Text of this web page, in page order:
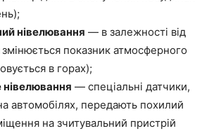
нівелювання — в залежності від
показник атмосферного
в горах);
— спеціальні датчики,
автомобілях, передають похилий
на зчитувальний пристрій